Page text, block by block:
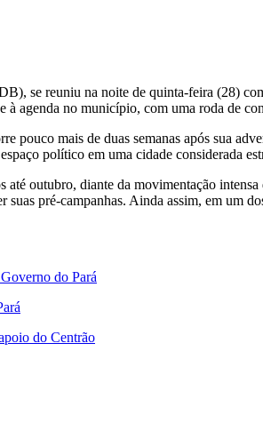
se reuniu na noite de quinta-feira (28)
agenda no município, com uma roda de
pouco mais de duas semanas após sua
político em uma cidade considerada
até outubro, diante da movimentação
pré-campanhas. Ainda assim, em um
do Pará
do Centrão